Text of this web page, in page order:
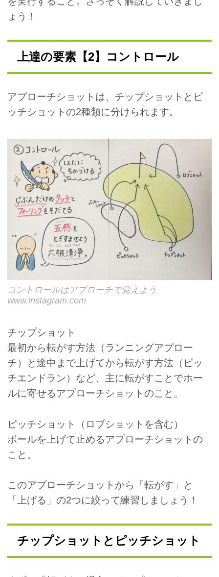
ょう！
上達の要素【2】コントロール
アプローチショットは、チップショットとピ
ッチショットの2種類に分けられます。
コントロールはアプローチで覚えよう
www.instagram.com
チップショット
最初から転がす方法（ランニングアプロー
チ）と途中まで上げてから転がす方法（ピッ
チエンドラン）など、主に転がすことでホー
ルに寄せるアプローチショットのこと。
ピッチショット（ロブショットを含む）
ボールを上げて止めるアプローチショットの
こと。
このアプローチショットから「転がす」と
「上げる」の2つに絞って練習しましょう！
チップショットとピッチショット